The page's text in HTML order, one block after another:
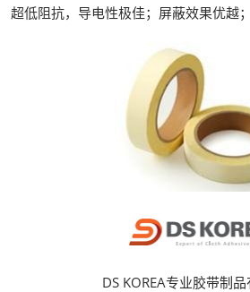
超低阻抗，导电性极佳；屏蔽效果优越
DS KOREA专业胶带制